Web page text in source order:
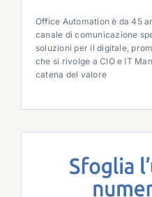
Office Automation è da 45
canale di comunicazione
soluzioni per il digitale,
che si rivolge a CIO e IT
catena del valore